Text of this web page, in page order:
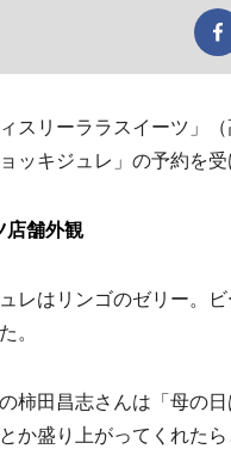
スリーララスイーツ」
ッキジュレ」の予約を受
店舗外観
レはリンゴのゼリー。
。
柿田昌志さんは「母の
か盛り上がってくれた